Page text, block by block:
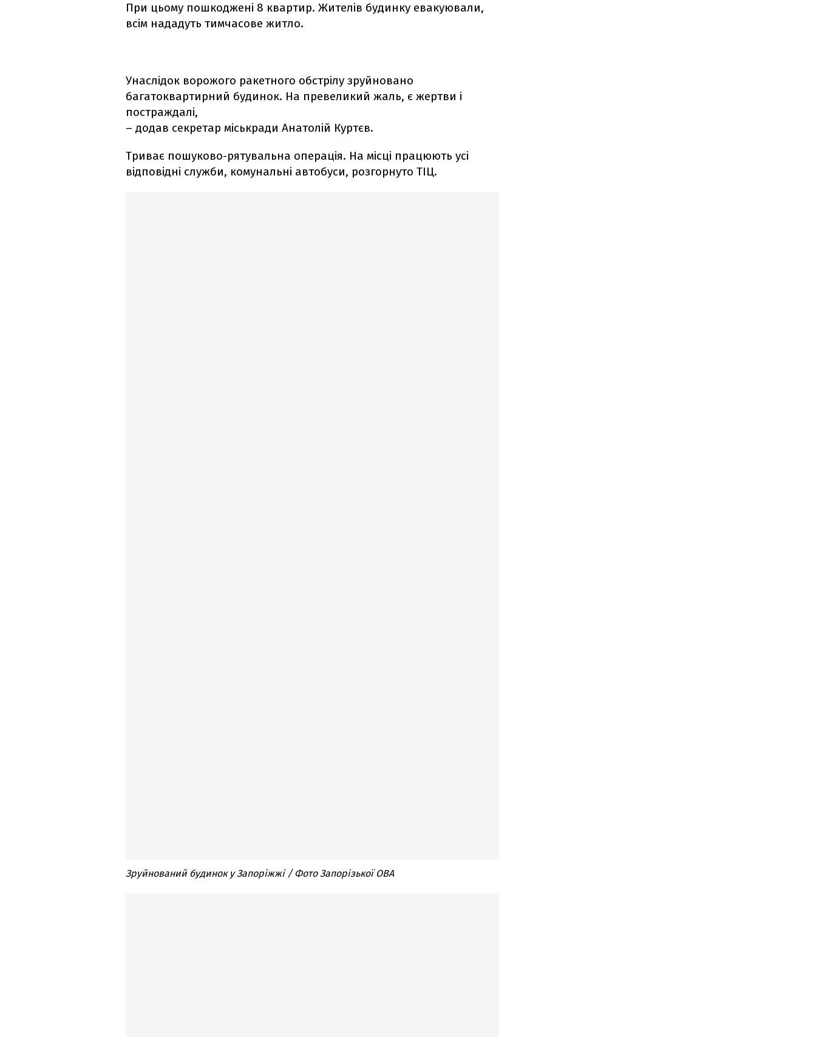
При цьому пошкоджені 8 квартир. Жителів будинку евакуювали,
всім нададуть тимчасове житло.
Унаслідок ворожого ракетного обстрілу зруйновано
багатоквартирний будинок. На превеликий жаль, є жертви і
постраждалі,
– додав секретар міськради Анатолій Куртєв.
Триває пошуково-рятувальна операція. На місці працюють усі
відповідні служби, комунальні автобуси, розгорнуто ТІЦ.
Зруйнований будинок у Запоріжжі / Фото Запорізької ОВА